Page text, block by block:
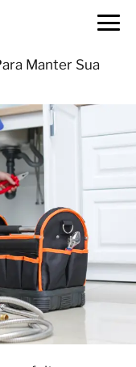
Manter Sua